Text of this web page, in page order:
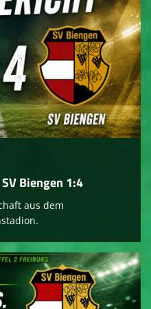
Biengen 1:4
aus dem